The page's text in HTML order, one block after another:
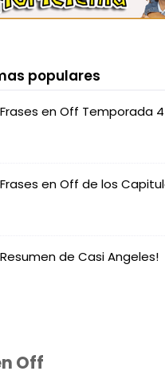
populares
Frases en Off Temporada
Frases en Off de los
Resumen de Casi Angeles!
Off